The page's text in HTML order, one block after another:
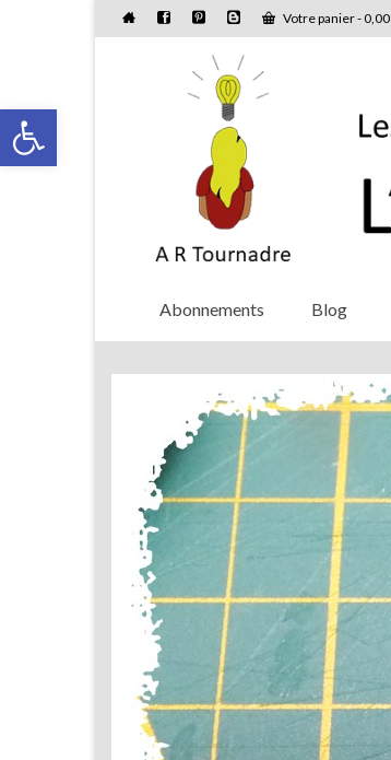
Ouvrir la barre d’outils
Votre panier-0,00
Abonnements Blog